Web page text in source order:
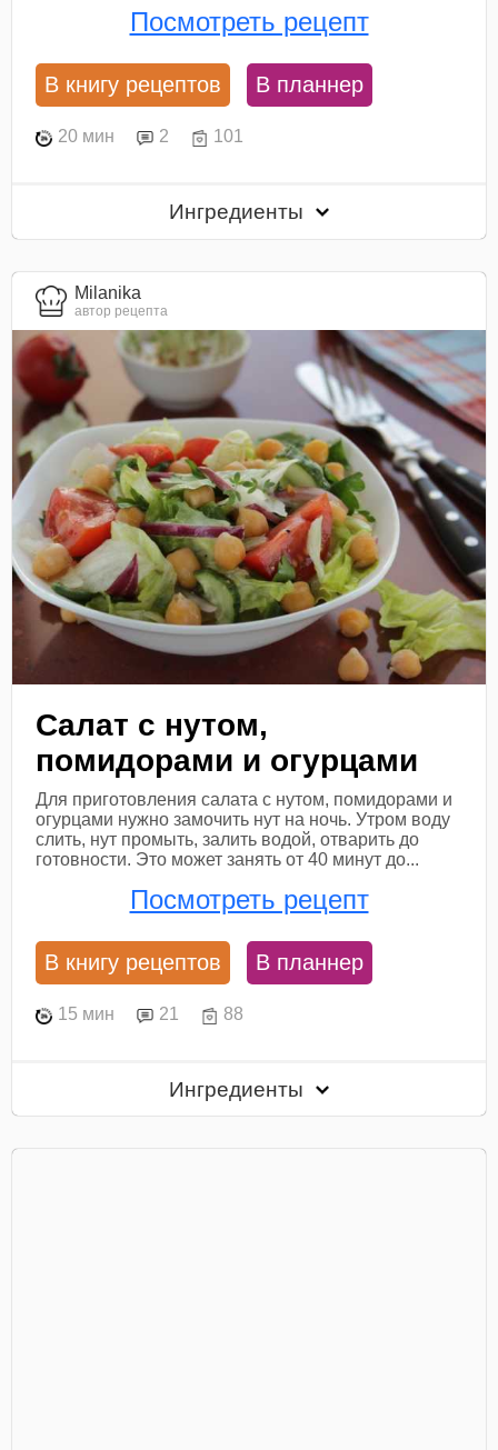
Посмотреть рецепт
В книгу рецептов В планнер
20 мин 2 101
Ингредиенты
Milanika
автор рецепта
Салат с нутом,
помидорами и огурцами
Для приготовления салата с нутом, помидорами и
огурцами нужно замочить нут на ночь. Утром воду
слить, нут промыть, залить водой, отварить до
готовности. Это может занять от 40 минут до...
Посмотреть рецепт
В книгу рецептов В планнер
15 мин 21 88
Ингредиенты